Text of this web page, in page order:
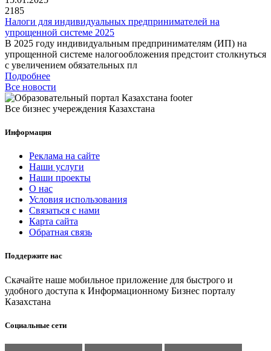
2185
Налоги для индивидуальных предпринимателей на
упрощенной системе 2025
В 2025 году индивидуальным предпринимателям (ИП) на
упрощенной системе налогообложения предстоит столкнуться
с увеличением обязательных пл
Подробнее
Все новости
Все бизнес учереждения Казахстана
Информация
Реклама на сайте
Наши услуги
Наши проекты
О нас
Условия использования
Связаться с нами
Карта сайта
Обратная связь
Поддержите нас
Скачайте наше мобильное приложение для быстрого и
удобного доступа к Информационному Бизнес порталу
Казахстана
Социальные сети